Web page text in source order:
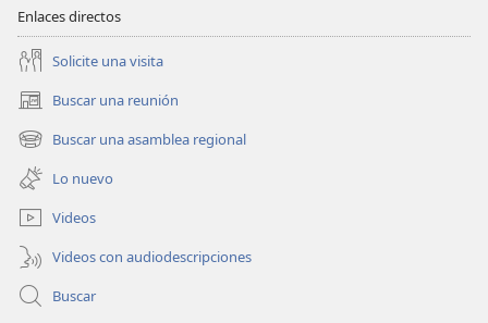
Enlaces directos
Solicite una visita
Buscar una reunión
(abre
una
nueva
ventana)
Buscar una asamblea regional
(abre
una
nueva
ventana)
Lo nuevo
Videos
Videos con audiodescripciones
Buscar